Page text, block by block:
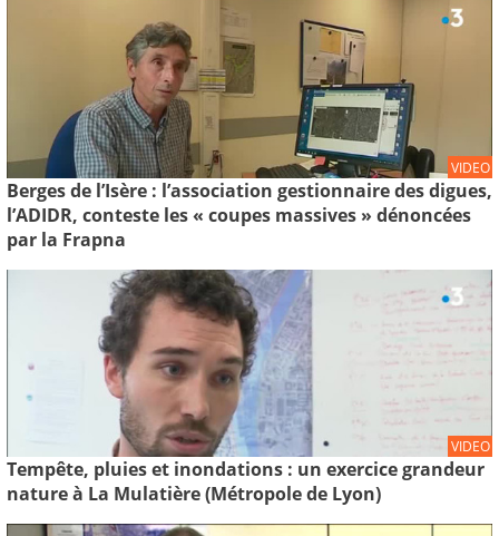
VIDEO
Berges de l’Isère : l’association gestionnaire des digues,
l’ADIDR, conteste les « coupes massives » dénoncées
par la Frapna
VIDEO
Tempête, pluies et inondations : un exercice grandeur
nature à La Mulatière (Métropole de Lyon)